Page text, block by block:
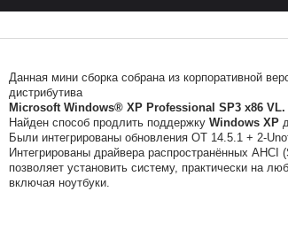
Данная мини сборка собрана из корпоративной
дистрибутива
Microsoft Windows® XP Professional SP3 x86 VL.
Найден способ продлить поддержкуWindows XP
Были интегрированы обновления ОТ 14.5.1 + 2-
Интегрированы драйвера распространённых AHCI
позволяет установить систему, практически на
включая ноутбуки.